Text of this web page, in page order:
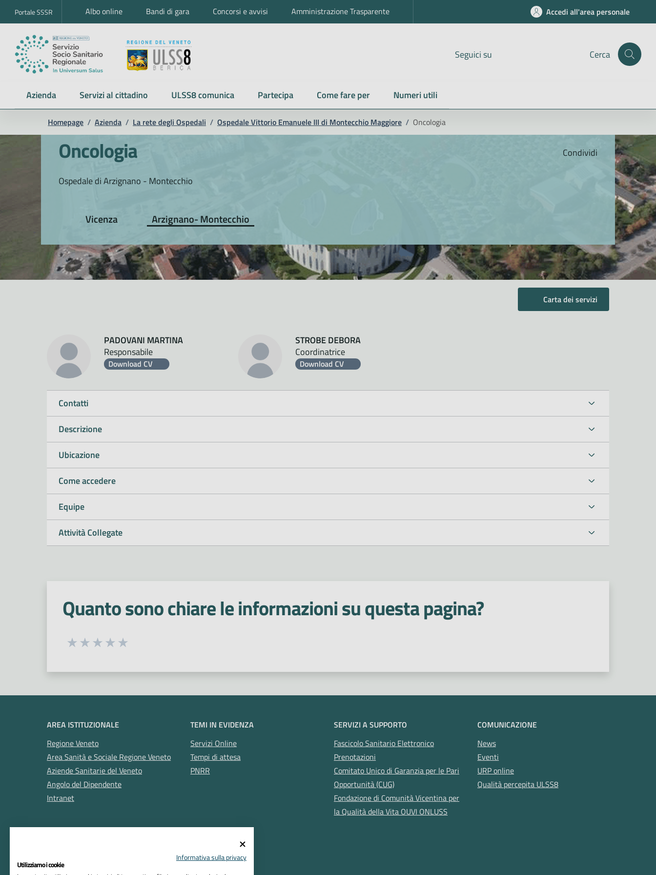
Portale SSSR Albo online Bandi di gara Concorsi e avvisi Amministrazione Trasparente Accedi all'area personale
Seguici su Cerca
Azienda Servizi al cittadino ULSS8 comunica Partecipa Come fare per Numeri utili
Homepage / Azienda / La rete degli Ospedali / Ospedale Vittorio Emanuele III di Montecchio Maggiore / Oncologia
Condividi
Oncologia
Ospedale di Arzignano - Montecchio
Vicenza Arzignano- Montecchio
Carta dei servizi
PADOVANI MARTINA
Responsabile
Download CV
STROBE DEBORA
Coordinatrice
Download CV
Contatti
Descrizione
Ubicazione
Come accedere
Equipe
Attività Collegate
Quanto sono chiare le informazioni su questa pagina?
Seleziona una valutazione da 1 a 5 stelle
AREA ISTITUZIONALE
Regione Veneto
Area Sanità e Sociale Regione Veneto
Aziende Sanitarie del Veneto
Angolo del Dipendente
Intranet
TEMI IN EVIDENZA
Servizi Online
Tempi di attesa
PNRR
SERVIZI A SUPPORTO
Fascicolo Sanitario Elettronico
Prenotazioni
Comitato Unico di Garanzia per le Pari
Opportunità (CUG)
Fondazione di Comunità Vicentina per
la Qualità della Vita OUVI ONLUSS
COMUNICAZIONE
News
Eventi
URP online
Qualità percepita ULSS8
Informativa sulla privacy
Utilizziamo i cookie